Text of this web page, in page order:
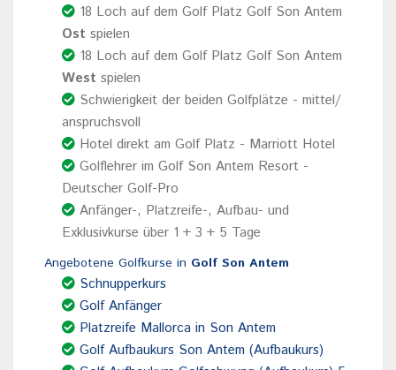
18 Loch auf dem Golf Platz Golf Son Antem
Ost spielen
18 Loch auf dem Golf Platz Golf Son Antem
West spielen
Schwierigkeit der beiden Golfplätze - mittel/
anspruchsvoll
Hotel direkt am Golf Platz - Marriott Hotel
Golflehrer im Golf Son Antem Resort -
Deutscher Golf-Pro
Anfänger-, Platzreife-, Aufbau- und
Exklusivkurse über 1 + 3 + 5 Tage
Angebotene Golfkurse in Golf Son Antem
Schnupperkurs
Golf Anfänger
Platzreife Mallorca in Son Antem
Golf Aufbaukurs Son Antem (Aufbaukurs)